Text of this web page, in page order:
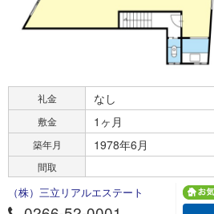
礼金 なし
敷金 1ヶ月
築年月 1978年6月
間取
（株）三立リアルエステート